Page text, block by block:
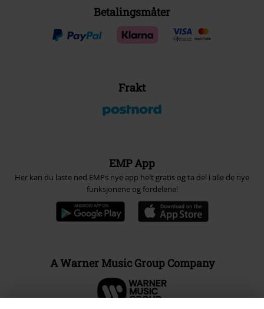
Betalingsmåter
Frakt
EMP App
Her kan du laste ned EMPs nye app helt gratis og ta del i alle de nye
funksjonene og fordelene!
A Warner Music Group Company